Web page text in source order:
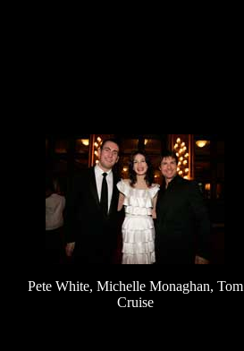
Pete White, Michelle Monaghan, Tom
Cruise